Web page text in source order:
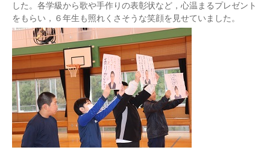
した。各学級から歌や手作りの表彰状など，心温まるプレゼント
をもらい，６年生も照れくさそうな笑顔を見せていました。